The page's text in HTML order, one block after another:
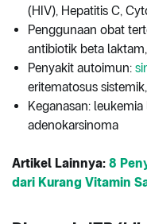
(HIV), Hepatitis C,
Penggunaan obat
antibiotik beta laktam,
Penyakit autoimun:
eritematosus sistemik,
Keganasan:
adenokarsinoma
Artikel Lainnya: 8
dari Kurang Vitamin